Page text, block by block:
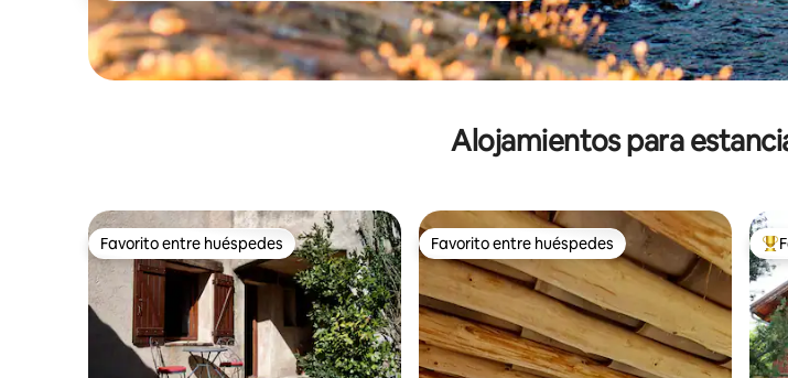
Alojamientos para
Favorito entre huéspedes
Favorito entre huéspedes Favorito entre huéspedes
Favorito entre huéspedes De